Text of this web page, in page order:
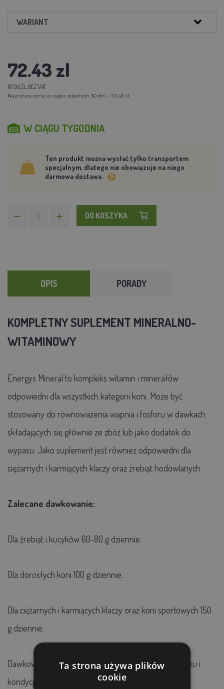
WARIANT
72.43 zl
67.06 ZL BEZ VAT
Najniższa cena w ciągu ostatnich 30 dni - 72.43 zl
W CIĄGU TYGODNIA
Ten produkt można wysłać tylko transportem
specjalnym, dlatego nie obowiązuje na niego
darmowa dostawa.
DO KOSZYKA
OPIS PORADY
KOMPLETNY SUPLEMENT MINERALNO-
WITAMINOWY
Energys Mineral to kompleks witamin i minerałów
odpowiedni dla wszystkich kategorii koni. Może być
stosowany do równoważenia wapnia i fosforu w dawkach
składających się głównie ze zbóż lub jako dodatek do
wypasu. Jako suplement jest również odpowiedni dla
ciężarnych i karmiących klaczy oraz źrebiąt hodowlanych.
Zalecane dawkowanie:
Dla źrebiąt i kucyków 60-80 g dziennie.
Dla dorosłych koni 100 g dziennie.
Dla ciężarnych i karmiących klaczy oraz koni sportowych 150
g dziennie.
Dawkowanie powinno być dostosowane do rasy, wieku i
kondycji konia lub kuca.
Ta strona używa plików
cookie